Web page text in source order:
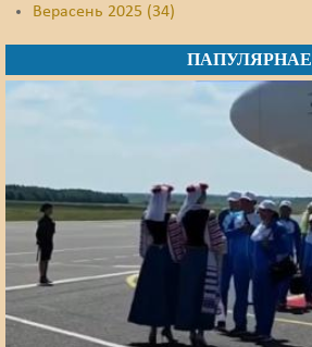
Верасень 2025 (34)
ПАПУЛЯРНАЕ